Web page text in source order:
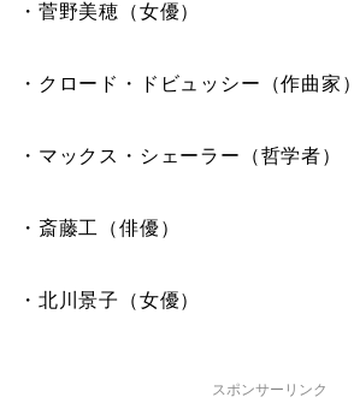
・菅野美穂（女優）
・クロード・ドビュッシー（作曲家）
・マックス・シェーラー（哲学者）
・斎藤工（俳優）
・北川景子（女優）
スポンサーリンク